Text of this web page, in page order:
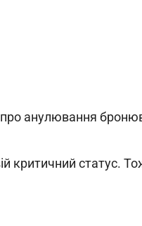
анулювання
критичний статус.